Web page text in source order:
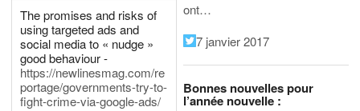
The promises and risks of
using targeted ads and
social media to « nudge »
good behaviour -
https://newlinesmag.com/re
portage/governments-try-to-
fight-crime-via-google-ads/
ont…
7 janvier 2017
Bonnes nouvelles pour
l’année nouvelle :